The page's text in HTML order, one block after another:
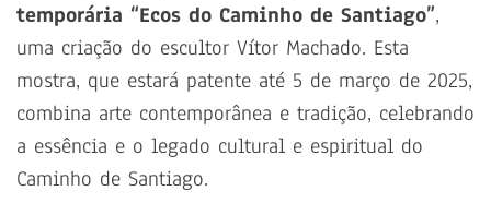
temporária “Ecos do Caminho de Santiago”,
uma criação do escultor Vítor Machado. Esta
mostra, que estará patente até 5 de março de 2025,
combina arte contemporânea e tradição, celebrando
a essência e o legado cultural e espiritual do
Caminho de Santiago.